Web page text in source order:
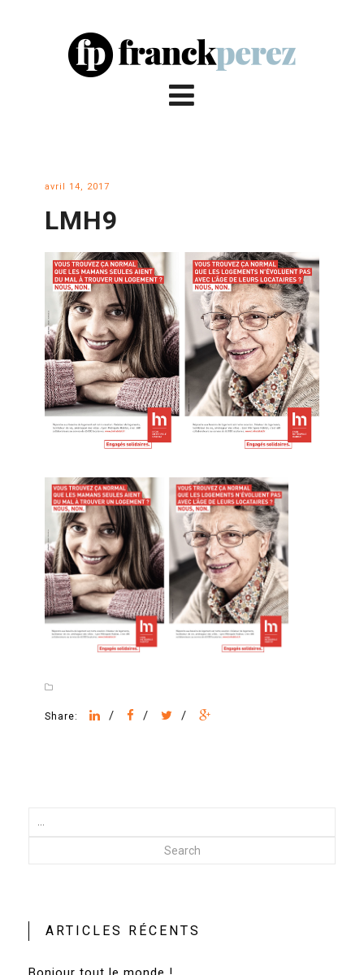
avril 14, 2017
LMH9
Share: / / /
Search
ARTICLES RÉCENTS